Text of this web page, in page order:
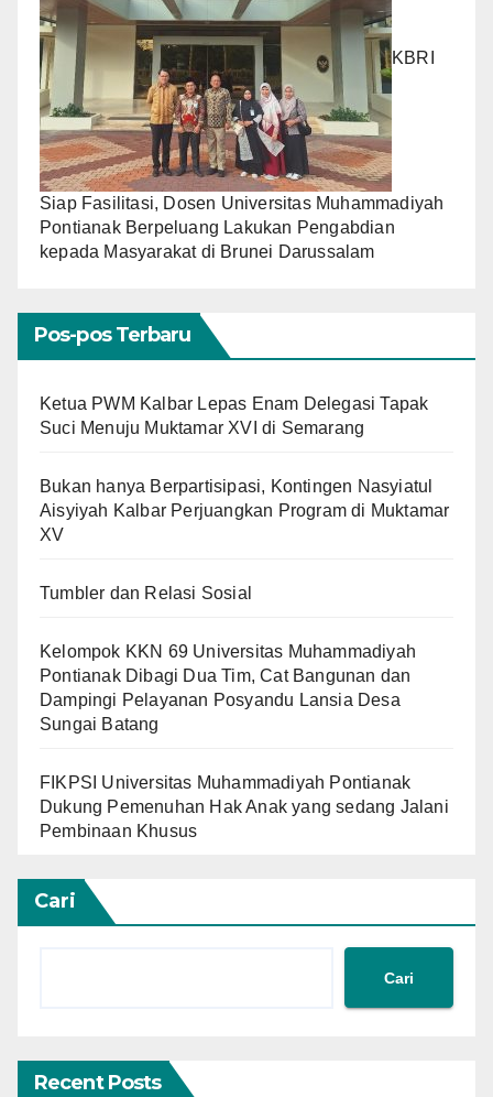
KBRI
Siap Fasilitasi, Dosen Universitas Muhammadiyah
Pontianak Berpeluang Lakukan Pengabdian
kepada Masyarakat di Brunei Darussalam
Pos-pos Terbaru
Ketua PWM Kalbar Lepas Enam Delegasi Tapak
Suci Menuju Muktamar XVI di Semarang
Bukan hanya Berpartisipasi, Kontingen Nasyiatul
Aisyiyah Kalbar Perjuangkan Program di Muktamar
XV
Tumbler dan Relasi Sosial
Kelompok KKN 69 Universitas Muhammadiyah
Pontianak Dibagi Dua Tim, Cat Bangunan dan
Dampingi Pelayanan Posyandu Lansia Desa
Sungai Batang
FIKPSI Universitas Muhammadiyah Pontianak
Dukung Pemenuhan Hak Anak yang sedang Jalani
Pembinaan Khusus
Cari
Cari
Recent Posts